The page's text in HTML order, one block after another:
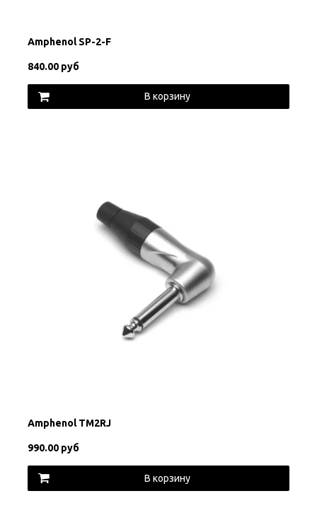
Amphenol SP-2-F
840.00 руб
В корзину
Amphenol TM2RJ
990.00 руб
В корзину